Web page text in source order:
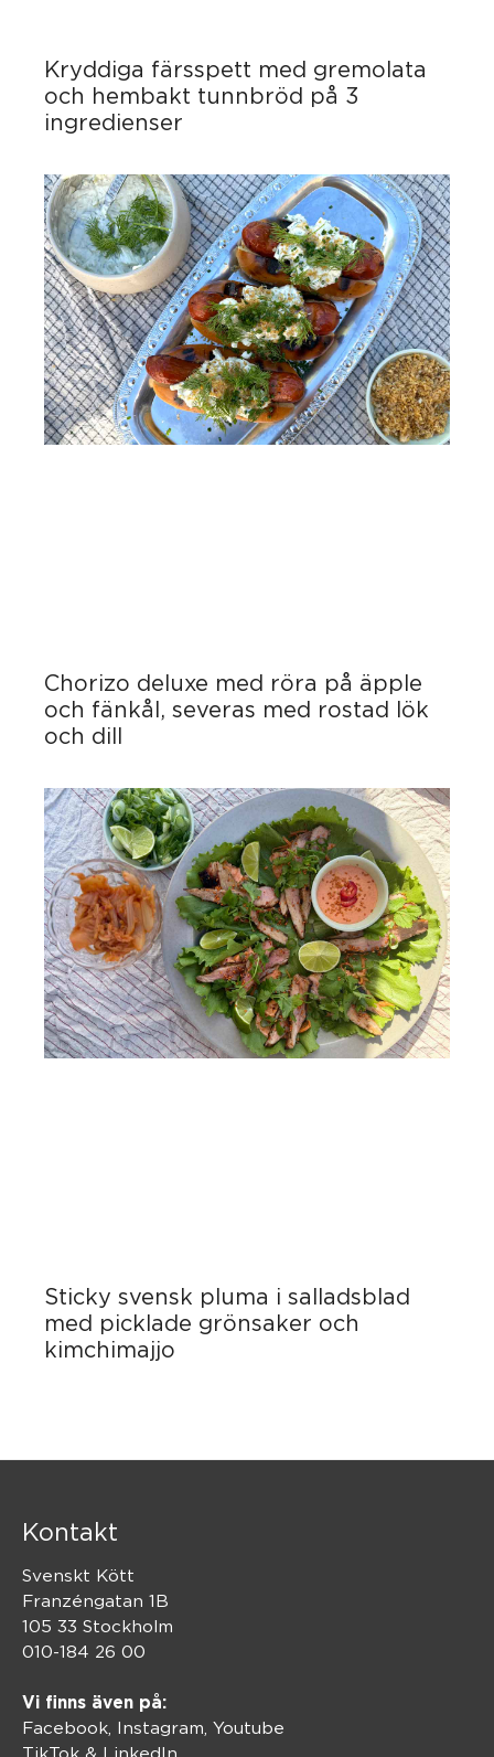
Kryddiga färsspett med gremolata
och hembakt tunnbröd på 3
ingredienser
Chorizo deluxe med röra på äpple
och fänkål, severas med rostad lök
och dill
Sticky svensk pluma i salladsblad
med picklade grönsaker och
kimchimajjo
Kontakt
Svenskt Kött
Franzéngatan 1B
105 33 Stockholm
010-184 26 00
Vi finns även på:
Facebook, Instagram Youtube